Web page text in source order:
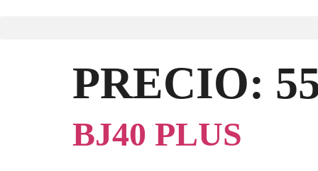
PRECIO:
BJ40 PLUS